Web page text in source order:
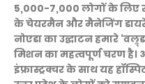
5,000-7,000 लोगों के लिए
के चेयरमैन और मैनेजिंग
नोएडा का उद्घाटन हमारे
मिशन का महत्वपूर्ण चरण
इंफ्रास्ट्रक्चर के साथ यह